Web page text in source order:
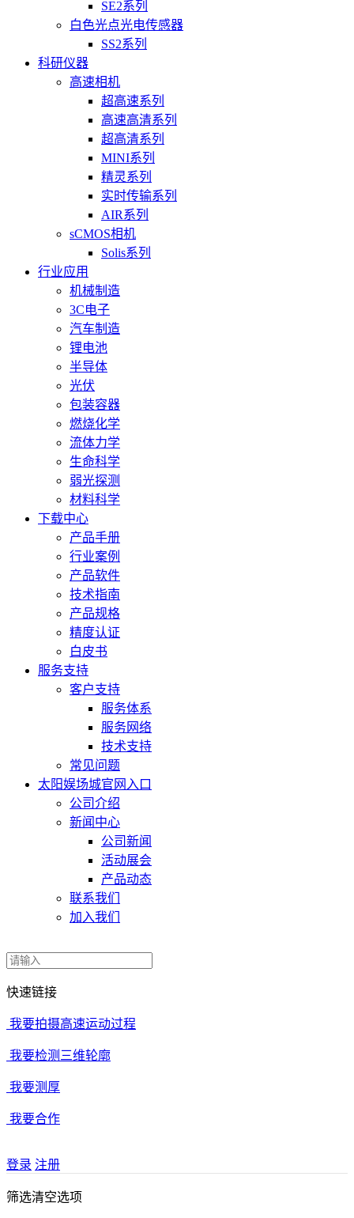
SE2系列
白色光点光电传感器
SS2系列
科研仪器
高速相机
超高速系列
高速高清系列
超高清系列
MINI系列
精灵系列
实时传输系列
AIR系列
sCMOS相机
Solis系列
行业应用
机械制造
3C电子
汽车制造
锂电池
半导体
光伏
包装容器
燃烧化学
流体力学
生命科学
弱光探测
材料科学
下载中心
产品手册
行业案例
产品软件
技术指南
产品规格
精度认证
白皮书
服务支持
客户支持
服务体系
服务网络
技术支持
常见问题
太阳娱场城官网入口
公司介绍
新闻中心
公司新闻
活动展会
产品动态
联系我们
加入我们
快速链接
我要拍摄高速运动过程
我要检测三维轮廓
我要测厚
我要合作
登录 注册
筛选清空选项